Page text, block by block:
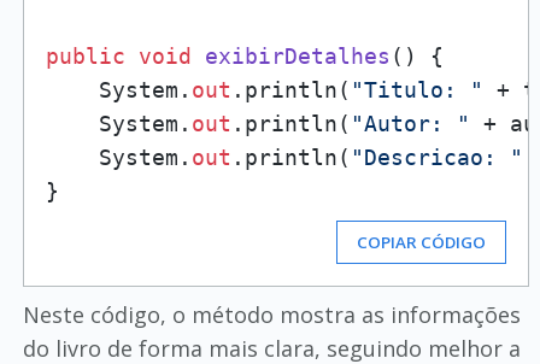
public void exibirDetalhes ()
{
    System.
out .println( "Titulo: "
+
    System.
out .println( "Autor: "
+
    System.
out .println( "Descricao: "
COPIAR CÓDIGO
Neste código, o método mostra as informações
do livro de forma mais clara, seguindo melhor a